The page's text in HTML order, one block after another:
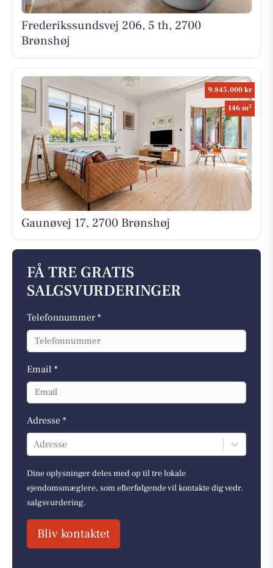
Frederikssundsvej 206, 5 th, 2700
Brønshøj
9.845.000 kr
146 m2
Gaunøvej 17, 2700 Brønshøj
FÅ TRE GRATIS
SALGSVURDERINGER
Telefonnummer *
Email *
Adresse *
Adresse
Dine oplysninger deles med op til tre lokale
ejendomsmæglere, som efterfølgende vil kontakte dig vedr.
salgsvurdering.
Bliv kontaktet